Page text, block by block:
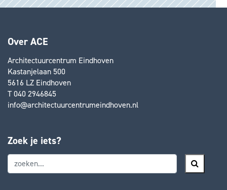
Over ACE
Architectuurcentrum Eindhoven
Kastanjelaan 500
5616 LZ Eindhoven
T 040 2946845
info@architectuurcentrumeindhoven.nl
Zoek je iets?